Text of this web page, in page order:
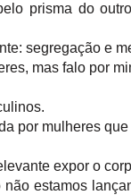
prisma do
segregação e
mas falo por
por mulheres
expor o
estamos